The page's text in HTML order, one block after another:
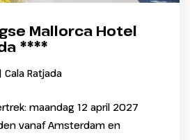
Mallorca Hotel
****
Ratjada
maandag 12 april 2027
vanaf Amsterdam en